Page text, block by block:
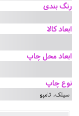
رنگ بندی
ابعاد کالا
ابعاد محل چاپ
نوع چاپ
سیلک, تامپو